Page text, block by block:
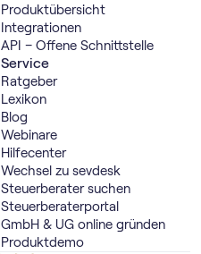
Produktübersicht
Integrationen
API – Offene Schnittstelle
Service
Ratgeber
Lexikon
Blog
Webinare
Hilfecenter
Wechsel zu sevdesk
Steuerberater suchen
Steuerberaterportal
GmbH & UG online gründen
Produktdemo